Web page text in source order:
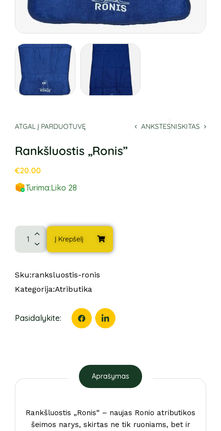
ATGAL Į PARDUOTUVĘ ANKSTESNISKITAS
Rankšluostis „Ronis”
€20.00
Turima:Liko 28
Į Krepšelį
Sku:ranksluostis-ronis
Kategorija:Atributika
Pasidalykite:
Aprašymas
Rankšluostis „Ronis“ – naujas Ronio atributikos
šeimos narys, skirtas ne tik ruoniams, bet ir